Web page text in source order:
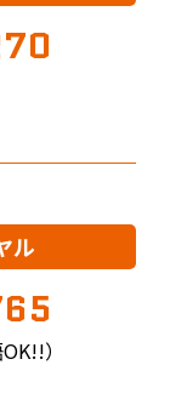
ル
）